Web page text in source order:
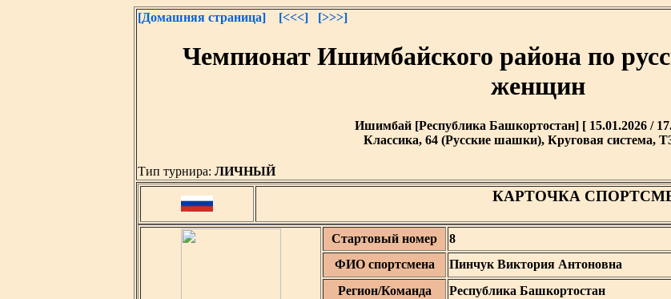
[Домашняя страница] [<<<] [>>>]
Чемпионат Ишимбайского района по
женщин
Ишимбай [Республика Башкортостан] [ 15.01.2026 /
Классика, 64 (Русские шашки), Круговая система,
Тип турнира: ЛИЧНЫЙ
КАРТОЧКА
Стартовый номер 8
ФИО спортсмена
Пинчук Виктория Антоновна
Регион/Команда
Республика Башкортостан